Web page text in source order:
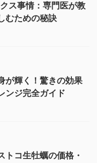
ス事情：専門医が教
むための秘訣
が輝く！驚きの効果
ンジ完全ガイド
トコ生牡蠣の価格・